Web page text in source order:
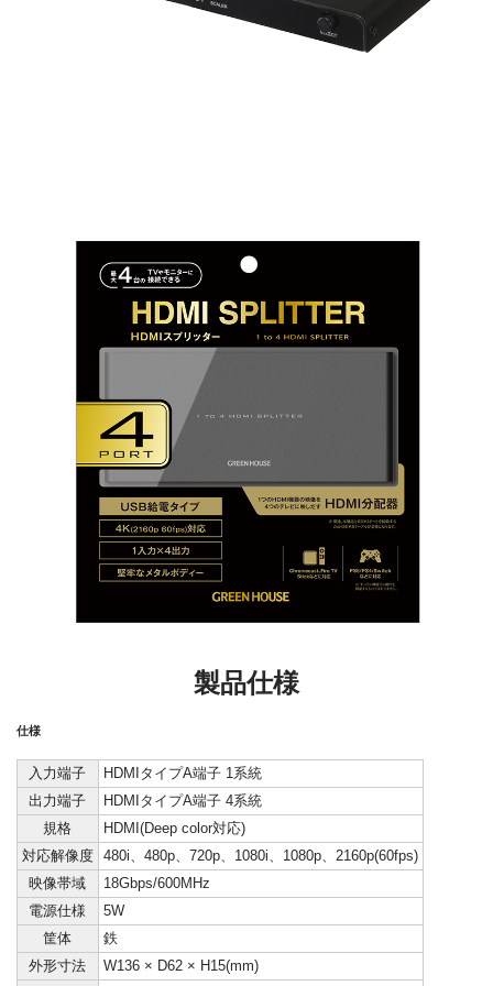
製品仕様
仕様
入力端子
HDMIタイプA端子 1系統
出力端子
HDMIタイプA端子 4系統
規格
HDMI(Deep color対応)
対応解像度
480i、480p、720p、1080i、1080p、2160p(60fps)
映像帯域
18Gbps/600MHz
電源仕様
5W
筐体
鉄
外形寸法
W136 × D62 × H15(mm)